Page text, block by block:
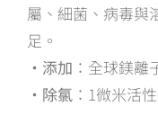
屬、細菌、病毒與
足。
・添加 ：全球鎂離
・除氯 ：1微米活